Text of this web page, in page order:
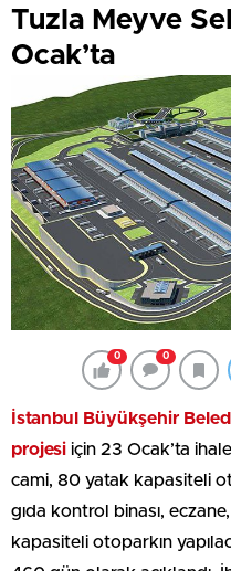
Tuzla Meyve
Ocak’ta
0 0
İstanbul Büyükşehir
projesi için 23 Ocak’ta
cami, 80 yatak kapasiteli
gıda kontrol binası,
kapasiteli otoparkın